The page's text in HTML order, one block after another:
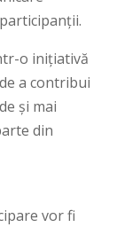
o inițiativă
a contribui
și mai
din
vor fi